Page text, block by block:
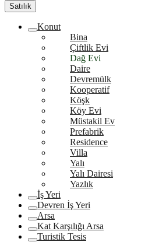
Satılık
Konut
Bina
Çiftlik Evi
Dağ Evi
Daire
Devremülk
Kooperatif
Köşk
Köy Evi
Müstakil Ev
Prefabrik
Residence
Villa
Yalı
Yalı Dairesi
Yazlık
İş Yeri
Devren İş Yeri
Arsa
Kat Karşılığı Arsa
Turistik Tesis